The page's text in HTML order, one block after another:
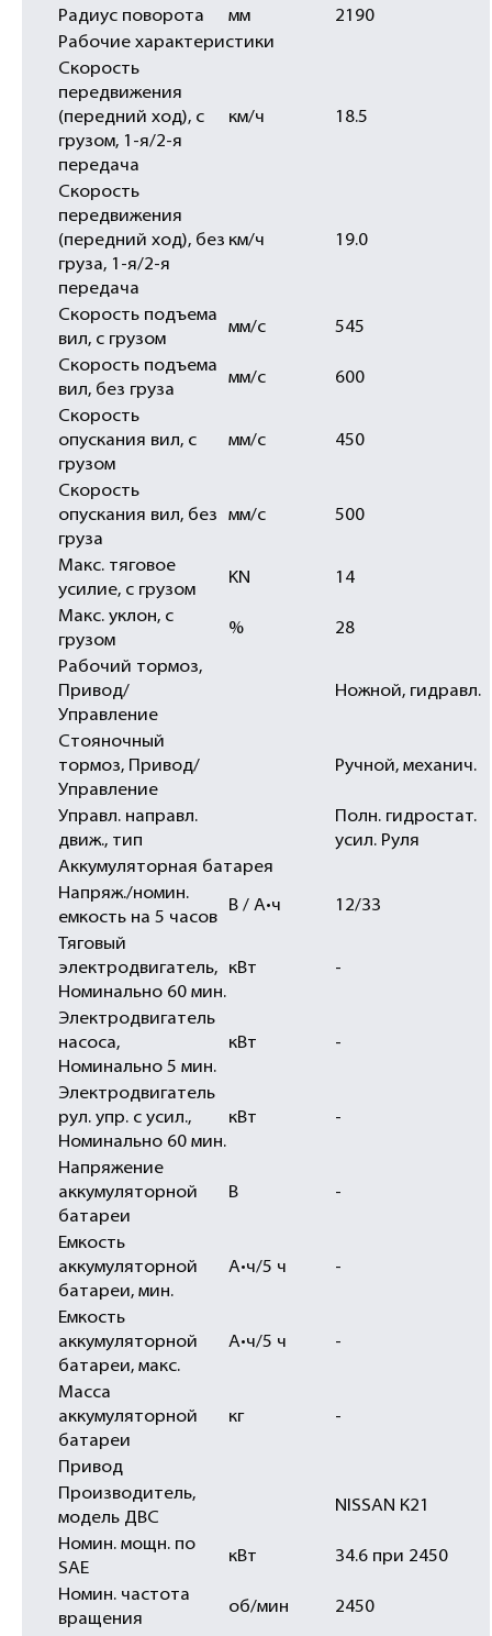
Радиус поворота мм
2190
Рабочие характеристики
Скорость
передвижения
(передний ход), с
грузом, 1-я/2-я
передача
км/ч 18.5
Скорость
передвижения
(передний ход), без
груза, 1-я/2-я
передача
км/ч 19.0
Скорость подъема
вил, с грузом
мм/с 545
Скорость подъема
вил, без груза
мм/с 600
Скорость
опускания вил, с
грузом
мм/с 450
Скорость
опускания вил, без
груза
мм/с 500
Макс. тяговое
усилие, с грузом
KN 14
Макс. уклон, с
грузом
% 28
Рабочий тормоз,
Привод/
Управление
Ножной, гидравл.
Стояночный
тормоз, Привод/
Управление
Ручной, механич.
Управл. направл.
движ., тип
Полн. гидростат.
усил. Руля
Аккумуляторная батарея
Напряж./номин.
емкость на 5 часов
В / А•ч 12/33
Тяговый
электродвигатель,
Номинально 60 мин.
кВт -
Электродвигатель
насоса,
Номинально 5 мин.
кВт -
Электродвигатель
рул. упр. с усил.,
Номинально 60 мин.
кВт -
Напряжение
аккумуляторной
батареи
В -
Емкость
аккумуляторной
батареи, мин.
А•ч/5 ч -
Емкость
аккумуляторной
батареи, макс.
А•ч/5 ч -
Масса
аккумуляторной
батареи
кг -
Привод
Производитель,
модель ДВС
NISSAN К21
Номин. мощн. по
SAE
кВт 34.6 при 2450
Номин. частота
вращения
об/мин 2450